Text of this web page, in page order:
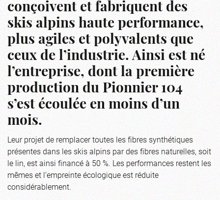
conçoivent et fabriquent des
skis alpins haute performance,
plus agiles et polyvalents que
ceux de l’industrie. Ainsi est né
l’entreprise, dont la première
production du Pionnier 104
s’est écoulée en moins d’un
mois.
Leur projet de remplacer toutes les fibres synthétiques
présentes dans les skis alpins par des fibres naturelles, soit
le lin, est ainsi financé à 50 %. Les performances restent les
mêmes et l’empreinte écologique est réduite
considérablement.